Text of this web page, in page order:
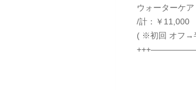
ウォーターケ
/計：￥11,000
( ※初回 オフ→